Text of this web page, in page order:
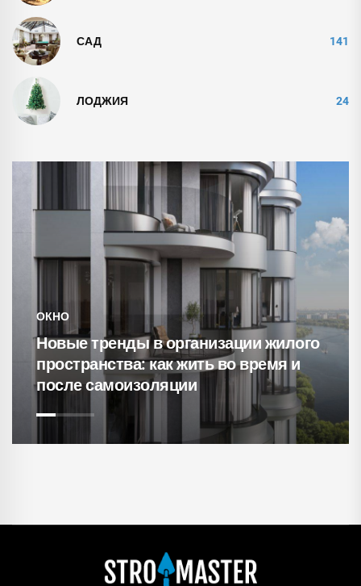
САД 141
ЛОДЖИЯ 24
ОКНО
Новые тренды в организации жилого
пространства: как жить во время и
после самоизоляции